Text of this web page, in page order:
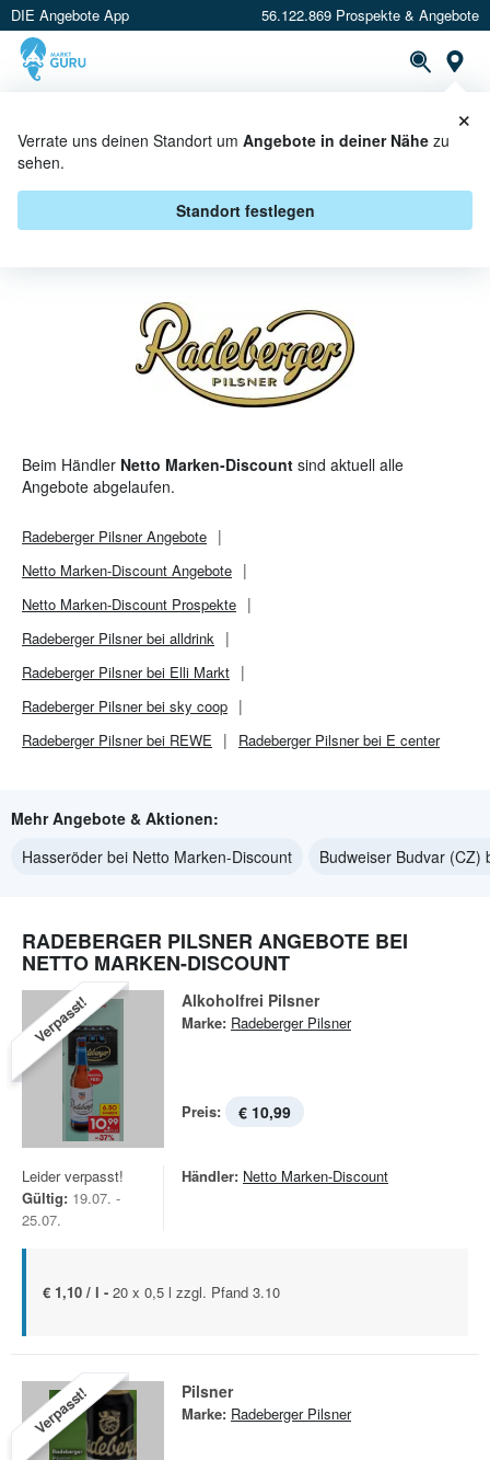
DIE Angebote App 56.122.869 Prospekte & Angebote
Verrate uns deinen Standort um Angebote in deiner Nähe zu
sehen.
Standort festlegen
×
RADEBERGER PILSNER BEI
NETTO MARKEN-DISCOUNT -
ANGEBOTE & AKTIONEN
Beim Händler Netto Marken-Discount sind aktuell alle
Angebote abgelaufen.
Radeberger PilsnerAngebote
Netto Marken-Discount Angebote
Netto Marken-Discount Prospekte
Radeberger Pilsner bei alldrink
Radeberger Pilsner bei Elli Markt
Radeberger Pilsner bei sky coop
Radeberger Pilsner bei REWE
Radeberger Pilsner bei E center
Mehr Angebote & Aktionen:
Hasseröder bei Netto Marken-Discount
Budweiser Budvar (CZ)
RADEBERGER PILSNER ANGEBOTE BEI
NETTO MARKEN-DISCOUNT
Verpasst! Alkoholfrei Pilsner
Marke: Radeberger Pilsner
Preis: € 10,99
Leider verpasst!
Gültig: 19.07. -
25.07.
Händler: Netto Marken-Discount
€ 1,10 / l - 20 x 0,5 l zzgl. Pfand 3.10
Verpasst! Pilsner
Marke: Radeberger Pilsner